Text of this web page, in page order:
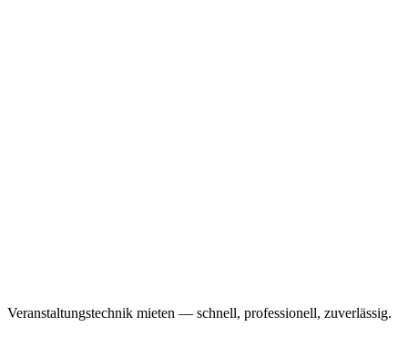
Veranstaltungstechnik mieten — schnell, professionell, zuverlässig.